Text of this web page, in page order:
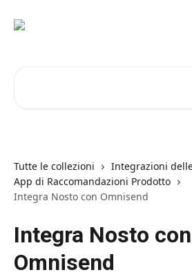
Tutte le collezioni
Integrazioni
App di Raccomandazioni Prodotto
Integra Nosto con Omnisend
Integra Nosto con
Omnisend